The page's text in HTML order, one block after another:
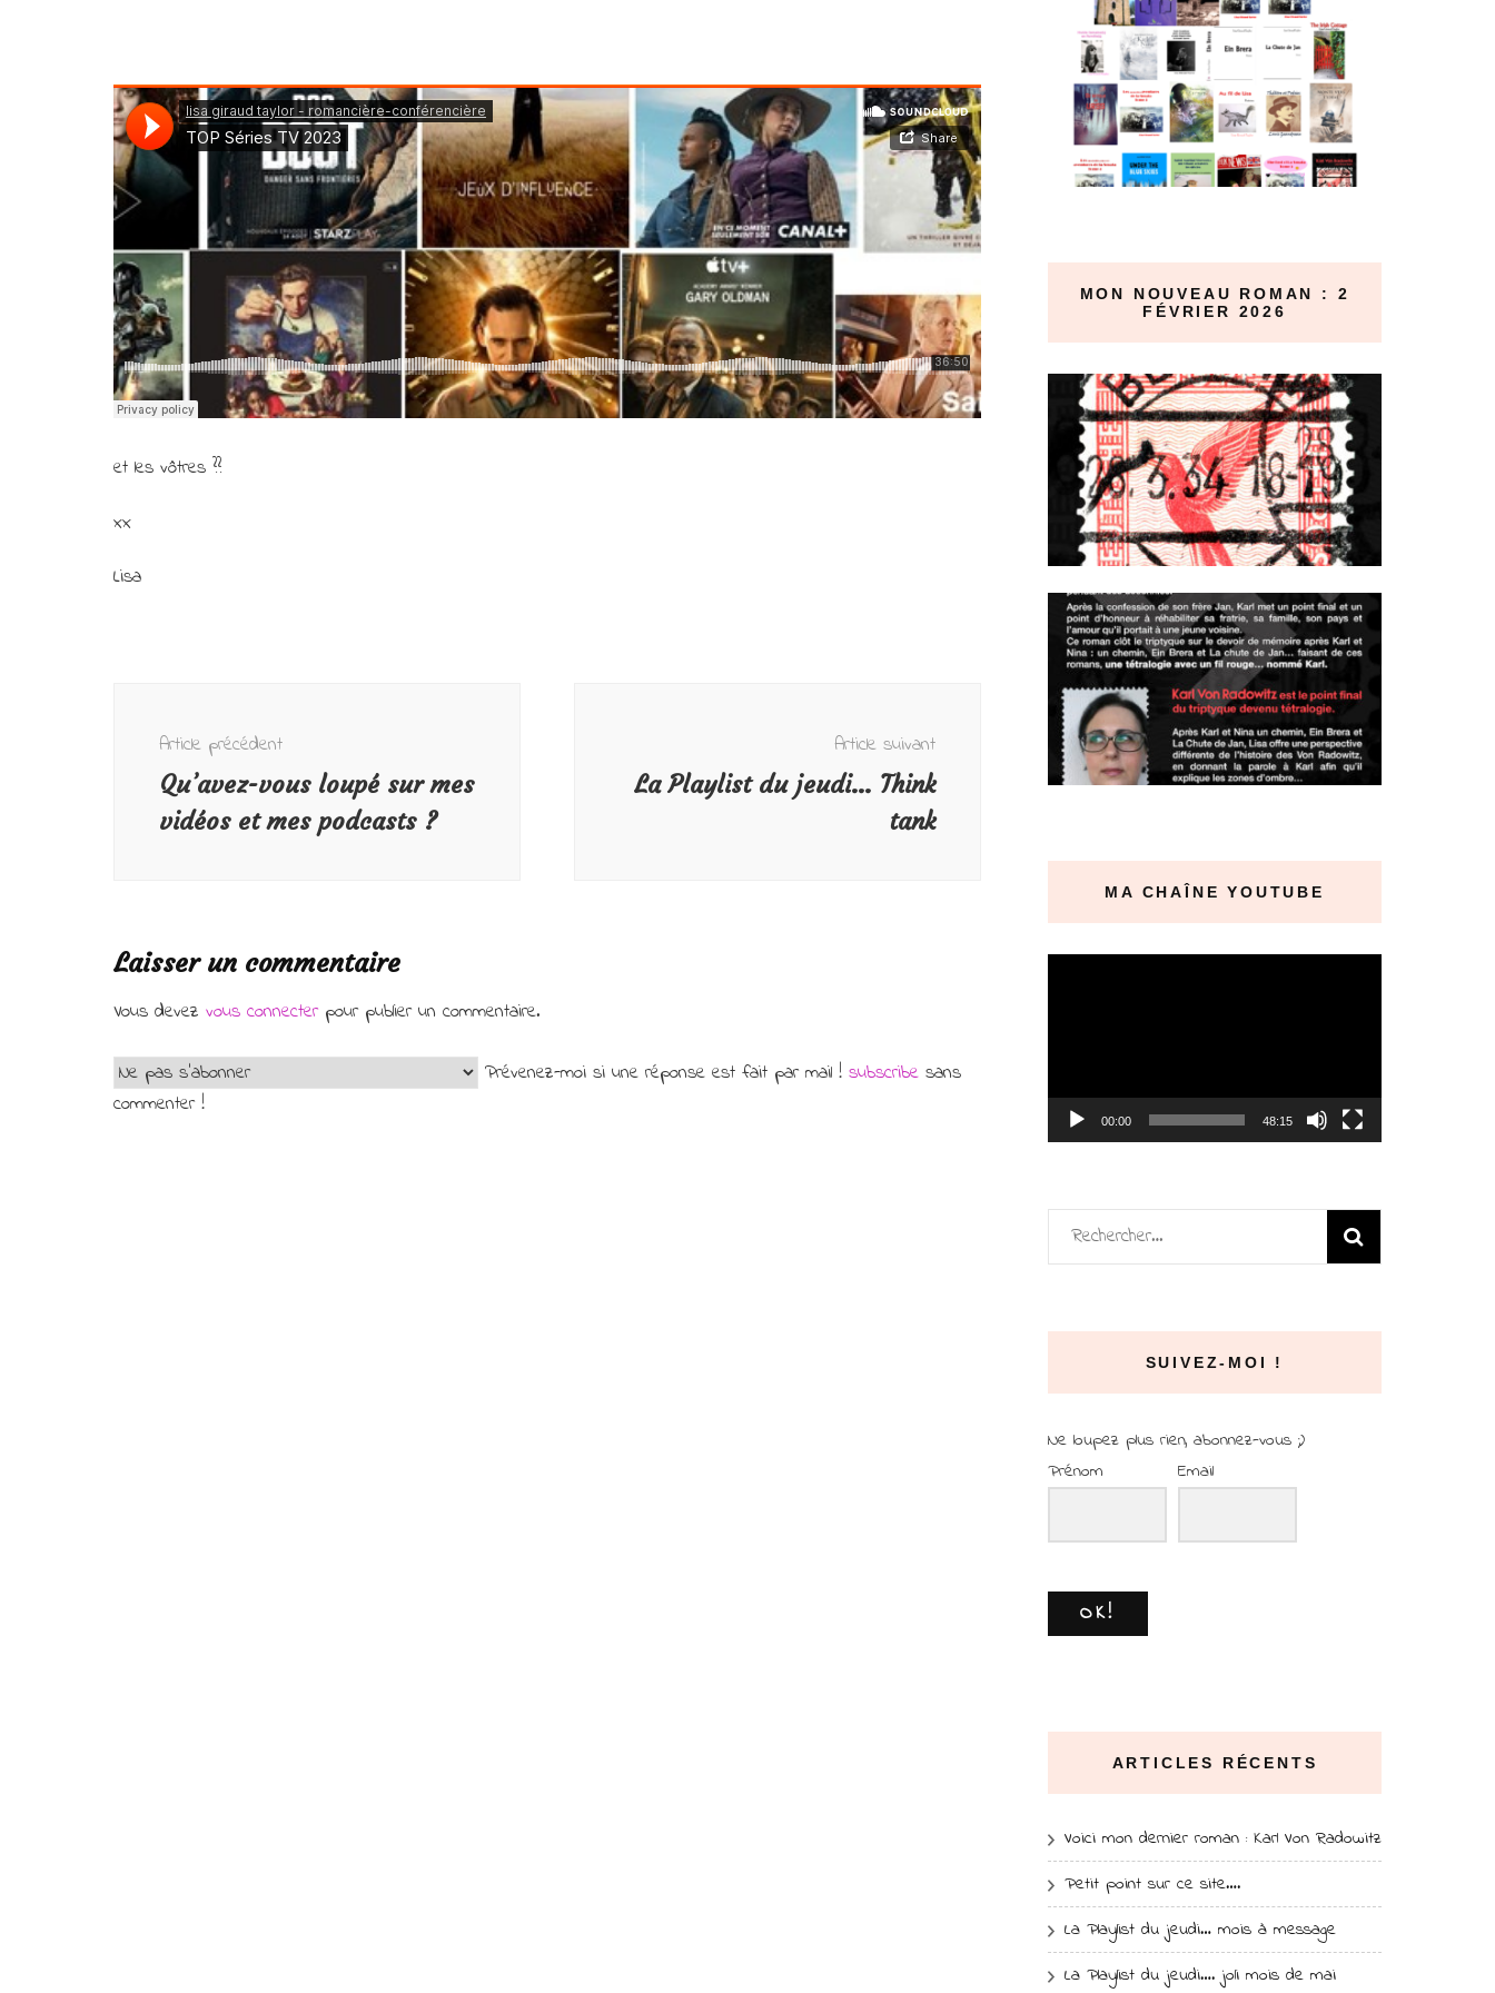
et les vôtres ??
xx
Lisa
d'article
Article précédent
Qu’avez-vous loupé sur mes
vidéos et mes podcasts ?
Article suivant
La Playlist du jeudi… Think
tank
Laisser un commentaire
Vous devez vous connecterpour publier un commentaire.
Prévenez-moi si une réponse est fait par mail ! subscribe sans
commenter !
MON NOUVEAU ROMAN : 2
FÉVRIER 2026
MA CHAÎNE YOUTUBE
00:00 48:15
Rechercher :
SUIVEZ-MOI !
Ne loupez plus rien, abonnez-vous ;)
Prénom
Email
OK!
ARTICLES RÉCENTS
Voici mon dernier roman : Karl Von Radowitz
Petit point sur ce site….
La Playlist du jeudi… mois à message
La Playlist du jeudi…. joli mois de mai